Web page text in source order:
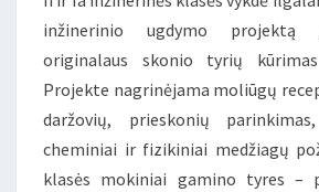
inžinerinio ugdymo projektą
originalaus skonio tyrių
Projekte nagrinėjama moliūgų
daržovių, prieskonių
cheminiai ir fizikiniai medžiagų
klasės mokiniai gamino tyres –